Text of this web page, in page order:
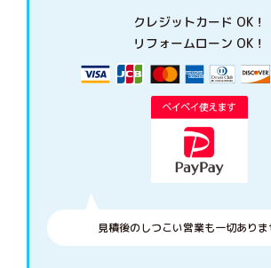
クレジットカード OK！
リフォームローン OK！
見積後のしつこい営業も一切ありま